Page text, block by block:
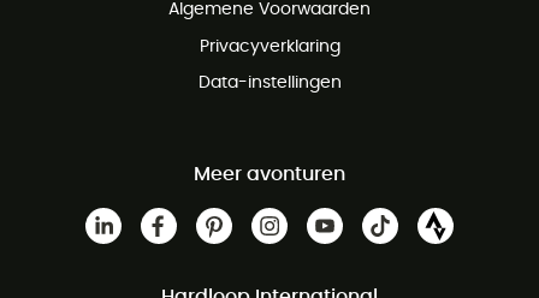
Algemene Voorwaarden
Privacyverklaring
Data-instellingen
Meer avonturen